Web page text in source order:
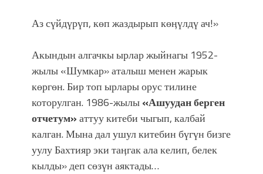
Аз сүйдүрүп, көп жаздырып көӊүлдү ач!»
Акындын алгачкы ырлар жыйнагы 1952-
жылы «Шумкар» аталыш менен жарык
көргөн. Бир топ ырлары орус тилине
которулган. 1986-жылы«Ашуудан берген
отчетум»аттуу китеби чыгып, калбай
калган. Мына дал ушул китебин бүгүн бизге
уулу Бахтияр эки таӊгак ала келип, белек
кылды» деп сөзүн аяктады…